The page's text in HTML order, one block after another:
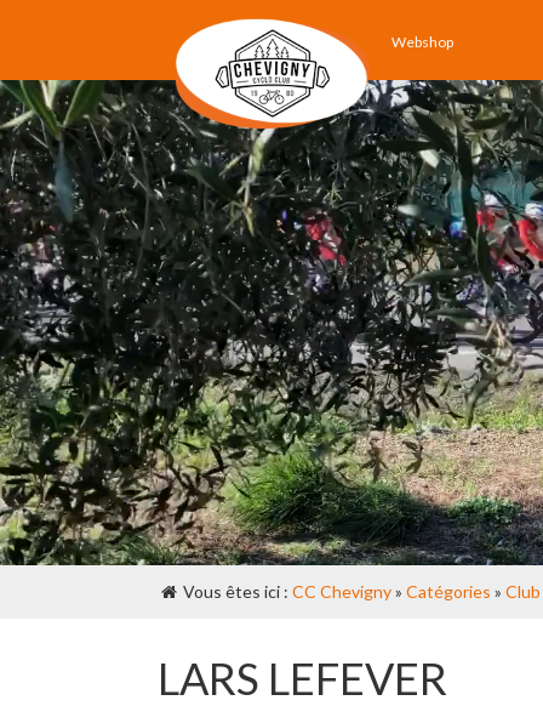
Webshop
Vous êtes ici : CC Chevigny» Catégories » Club
LARS LEFEVER